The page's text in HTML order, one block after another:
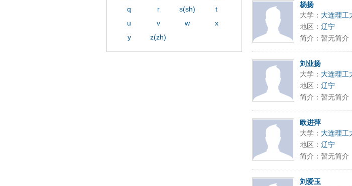
杨扬
大学： 大连理工
地区： 辽宁
简介：暂无简介
刘业扬
大学： 大连理工
地区： 辽宁
简介：暂无简介
欧进萍
大学： 大连理工
地区： 辽宁
简介：暂无简介
刘爱玉
q
r s(sh)
t
u
v w
x
y
z(zh)